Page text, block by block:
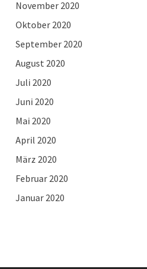
November 2020
Oktober 2020
September 2020
August 2020
Juli 2020
Juni 2020
Mai 2020
April 2020
März 2020
Februar 2020
Januar 2020